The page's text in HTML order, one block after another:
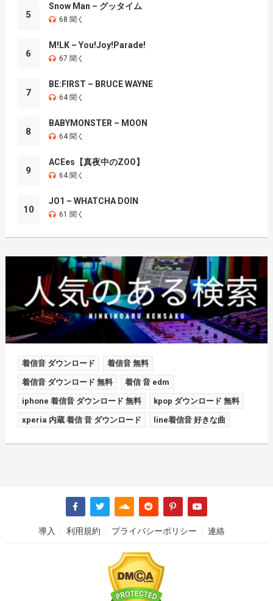
5
Snow Man – グッタイム
68 聞く
6
M!LK – You!Joy!Parade!
67 聞く
7
BE:FIRST – BRUCE WAYNE
64 聞く
8
BABYMONSTER – MOON
64 聞く
9
ACEes【真夜中のZOO】
64 聞く
10
JO1 – WHATCHA DOIN
61 聞く
着信音 ダウンロード 着信音 無料
着信音 ダウンロード 無料 着信 音 edm
iphone 着信音 ダウンロード 無料 kpop ダウンロード 無料
xperia 内蔵 着信 音 ダウンロード line着信音 好きな曲
導入 利用規約 プライバシーポリシー 連絡